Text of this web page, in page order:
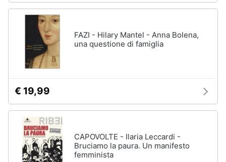
FAZI - Hilary Mantel - Anna Bolena,
una questione di famiglia
€ 19,99
CAPOVOLTE - Ilaria Leccardi -
Bruciamo la paura. Un manifesto
femminista